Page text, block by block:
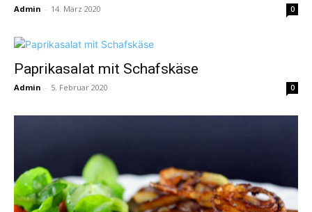
Admin - 14. März 2020 0
Paprikasalat mit Schafskäse
Admin - 5. Februar 2020 0